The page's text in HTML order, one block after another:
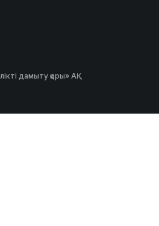
дамыту қоры» АҚ